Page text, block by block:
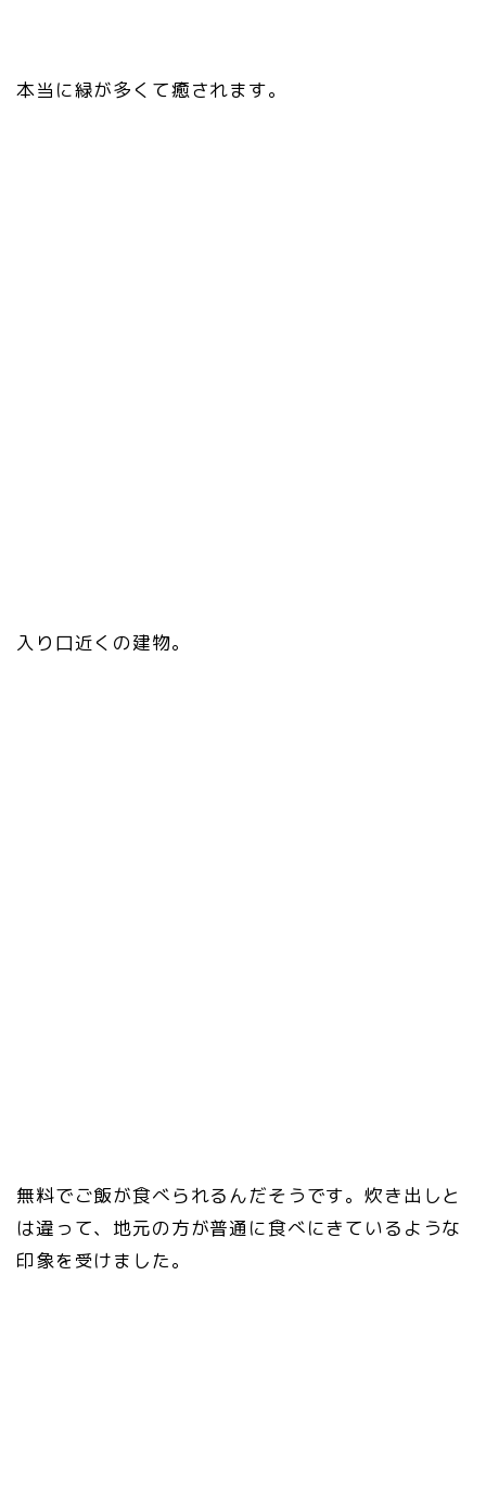
本当に緑が多くて癒されます。
入り口近くの建物。
無料でご飯が食べられるんだそうです。炊き出しと
は違って、地元の方が普通に食べにきているような
印象を受けました。